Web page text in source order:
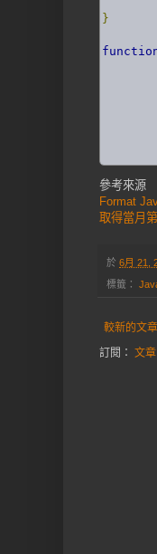
}
}
參考來源
Format
取得當月
於 6月 21,
標籤：
較新的文章
訂閱： 文